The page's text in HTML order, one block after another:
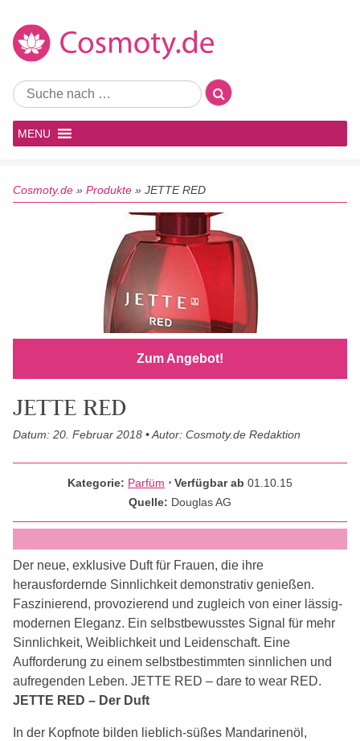
MENU
Cosmoty.de » Produkte » JETTE RED
Zum Angebot!
JETTE RED
Datum: 20. Februar 2018 • Autor: Cosmoty.de Redaktion
Kategorie: Parfüm ⋅ Verfügbar ab 01.10.15
Quelle: Douglas AG
Der neue, exklusive Duft für Frauen, die ihre
herausfordernde Sinnlichkeit demonstrativ genießen.
Faszinierend, provozierend und zugleich von einer lässig-
modernen Eleganz. Ein selbstbewusstes Signal für mehr
Sinnlichkeit, Weiblichkeit und Leidenschaft. Eine
Aufforderung zu einem selbstbestimmten sinnlichen und
aufregenden Leben. JETTE RED – dare to wear RED.
JETTE RED – Der Duft
In der Kopfnote bilden lieblich-süßes Mandarinenöl,